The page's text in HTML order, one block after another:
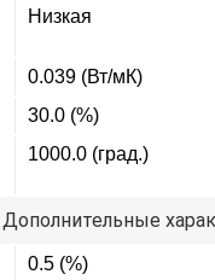
Низкая
0.039 (Вт/мК)
30.0 (%)
1000.0 (град.)
Дополнительные
0.5 (%)